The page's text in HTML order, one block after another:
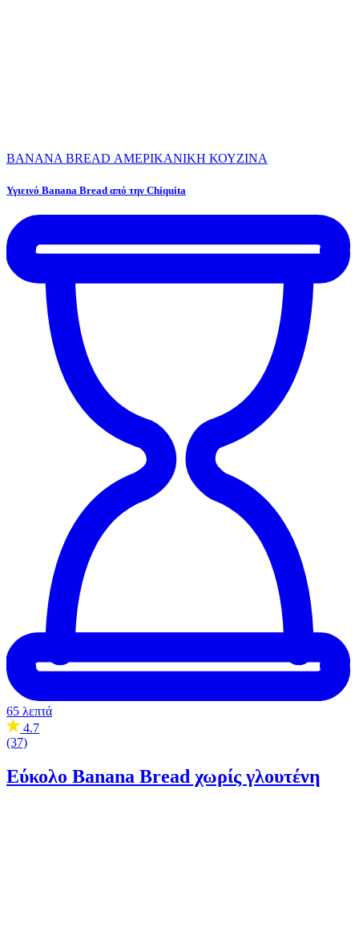
BANANA BREAD ΑΜΕΡΙΚΑΝΙΚΗ ΚΟΥΖΙΝΑ
Υγιεινό Banana Bread από την Chiquita
65 λεπτά
4.7
(37)
Εύκολο Banana Bread χωρίς γλουτένη